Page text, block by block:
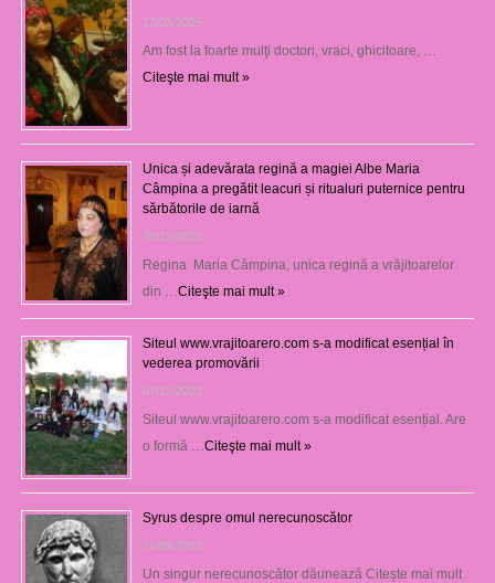
12/03/2025
Am fost la foarte mulţi doctori, vraci, ghicitoare, …
Citeşte mai mult »
Unica și adevărata regină a magiei Albe Maria
Câmpina a pregătit leacuri și ritualuri puternice pentru
sărbătorile de iarnă
26/12/2023
Regina Maria Câmpina, unica regină a vrăjitoarelor
din … Citeşte mai mult »
Siteul www.vrajitoarero.com s-a modificat esențial în
vederea promovării
07/12/2023
Siteul www.vrajitoarero.com s-a modificat esențial. Are
o formă … Citeşte mai mult »
Syrus despre omul nerecunoscător
11/09/2023
Un singur nerecunoscător dăunează Citește mai mult